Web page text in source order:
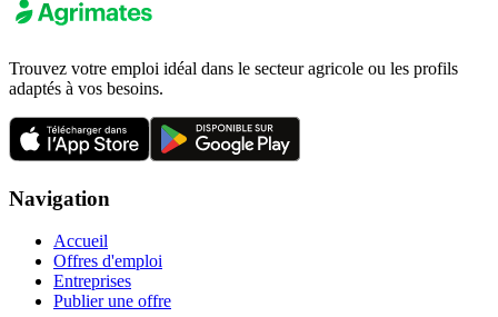
Trouvez votre emploi idéal dans le secteur agricole ou les profils
adaptés à vos besoins.
Navigation
Accueil
Offres d'emploi
Entreprises
Publier une offre